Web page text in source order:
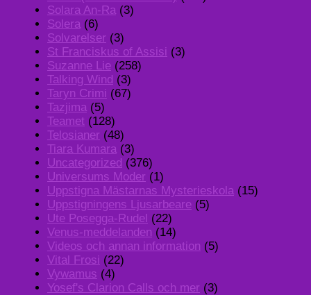
Solara An-Ra (3)
Solera (6)
Solvarelser (3)
St Franciskus of Assisi (3)
Suzanne Lie (258)
Talking Wind (3)
Taryn Crimi (67)
Tazjima (5)
Teamet (128)
Telosianer (48)
Tiara Kumara (3)
Uncategorized (376)
Universums Moder (1)
Uppstigna Mästarnas Mysterieskola (15)
Uppstigningens Ljusarbeare (5)
Ute Posegga-Rudel (22)
Venus-meddelanden (14)
Videos och annan information (5)
Vital Frosi (22)
Vywamus (4)
Yosef's Clarion Calls och mer (3)